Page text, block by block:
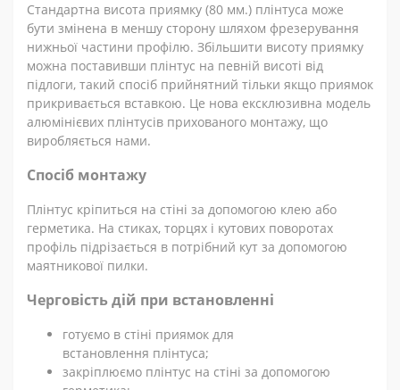
Стандартна висота приямку (80 мм.) плінтуса може
бути змінена в меншу сторону шляхом фрезерування
нижньої частини профілю. Збільшити висоту приямку
можна поставивши плінтус на певній висоті від
підлоги, такий спосіб прийнятний тільки якщо приямок
прикривається вставкою. Це нова ексклюзивна модель
алюмінієвих плінтусів прихованого монтажу, що
виробляється нами.
Спосіб монтажу
Плінтус кріпиться на стіні за допомогою клею або
герметика. На стиках, торцях і кутових поворотах
профіль підрізається в потрібний кут за допомогою
маятникової пилки.
Черговість дій при встановленні
готуємо в стіні приямок для
встановлення плінтуса;
закріплюємо плінтус на стіні за допомогою